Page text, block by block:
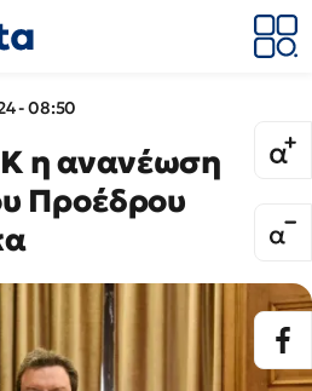
- 08:50
η ανανέωση
Προέδρου